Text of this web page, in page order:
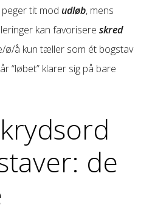
tit mod udløb, mens
kan favorisere skred
ø/å kun tæller som ét bogstav
“løbet” klarer sig på bare
de